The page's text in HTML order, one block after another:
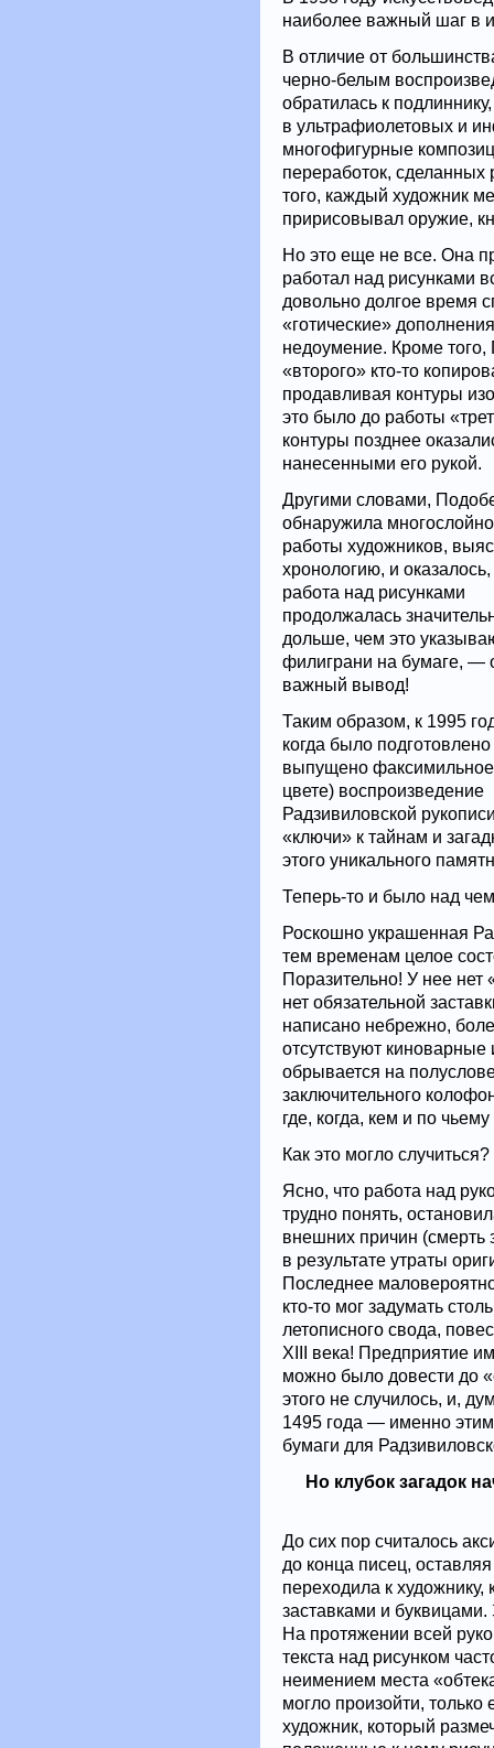
наиболее важный шаг в
В отличие от
черно-белым
обратилась к
в ультрафиолетовых и
многофигурные
переработок,
того, каждый художник
пририсовывал оружие,
Но это еще не все. Она
работал над рисунками
довольно долгое время
«готические»
недоумение. Кроме
«второго» кто-то
продавливая контуры
это было до работы
контуры позднее
нанесенными его рукой.
Другими словами,
обнаружила
работы художников,
хронологию, и оказалось,
работа над рисунками
продолжалась
дольше, чем это
филиграни на бумаге, —
важный вывод!
Таким образом, к 1995
когда было
выпущено
цвете) воспроизведение
Радзивиловской
«ключи» к тайнам и
этого уникального
Теперь-то и было над
Роскошно украшенная
тем временам целое
Поразительно! У нее
нет обязательной
написано небрежно,
отсутствуют
обрывается на
заключительного
где, когда, кем и по
Как это могло случиться?
Ясно, что работа над
трудно понять,
внешних причин (смерть
в результате утраты
Последнее
кто-то мог задумать
летописного свода,
XIII века! Предприятие
можно было довести до
этого не случилось, и,
1495 года — именно
бумаги для
Но клубок загадок
До сих пор считалось
до конца писец,
переходила к
заставками и
На протяжении всей
текста над рисунком
неимением места
могло произойти,
художник, который